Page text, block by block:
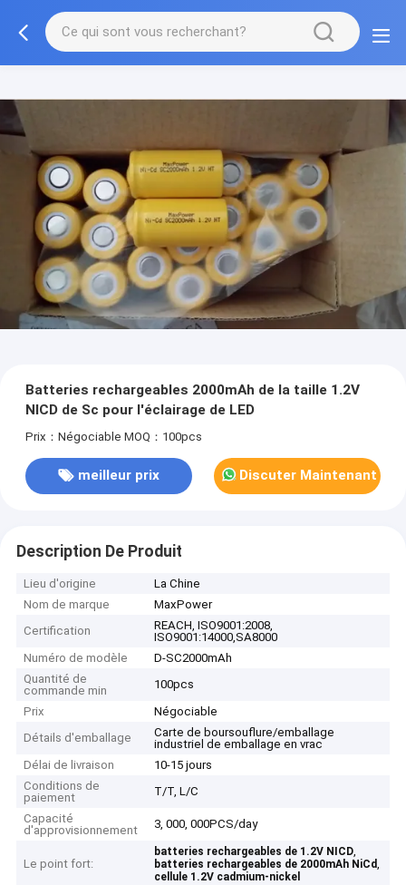
Batteries rechargeables 2000mAh de la taille 1.2V
NICD de Sc pour l'éclairage de LED
Prix：Négociable MOQ：100pcs
meilleur prix Discuter Maintenant
Description De Produit
Lieu d'origine
La Chine
Nom de marque
MaxPower
Certification
REACH, ISO9001:2008,
ISO9001:14000,SA8000
Numéro de modèle
D-SC2000mAh
Quantité de
commande min
100pcs
Prix
Négociable
Détails d'emballage
Carte de boursouflure/emballage
industriel de emballage en vrac
Délai de livraison
10-15 jours
Conditions de
paiement
T/T, L/C
Capacité
d'approvisionnement
3, 000, 000PCS/day
Le point fort:
batteries rechargeables de 1.2V NICD,
batteries rechargeables de 2000mAh NiCd,
cellule 1.2V cadmium-nickel